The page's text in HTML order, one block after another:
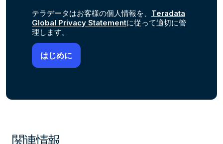
テラデータはお客様の個人情報を、 Teradata
Global Privacy Statementに従って適切に管
理します。
関連情報